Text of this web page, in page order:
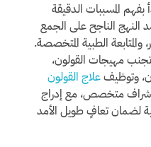
بفهم المسببات الدقيقة
النهج الناجح على الجمع
والمتابعة الطبية المتخصصة.
تجنب مهيجات القولون،
وتوظيفعلاج القولون
متخصص، مع إدراج
لضمان تعافٍ طويل الأمد